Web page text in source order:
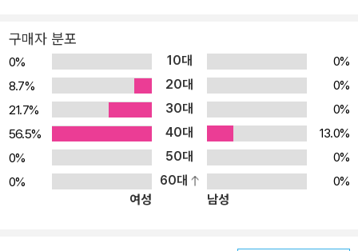
구매자 분포
0% 10대
0%
8.7%
20대
0%
21.7%
30대
0%
56.5%
40대
13.0%
0%
50대
0%
0%
60대
0%
여성
남성